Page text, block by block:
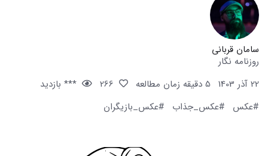
سامان قربانی
روزنامه نگار
22 آذر 1403
5 دقیقه زمان مطالعه
*** بازدید
#عکس
#عکس_جذاب #عکس_بازیگران